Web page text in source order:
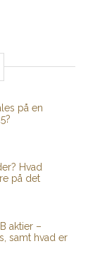
på en
Hvad
på det
aktier –
samt hvad er